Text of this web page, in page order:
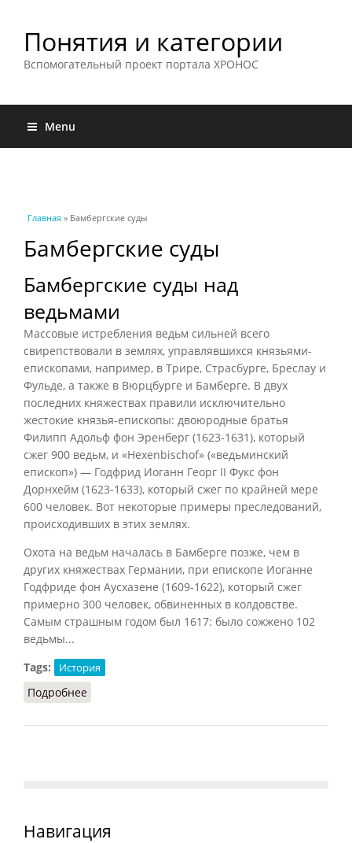
Понятия и категории
Вспомогательный проект портала ХРОНОС
Menu
Вы здесь
Главная » Бамбергские суды
Бамбергские суды
Бамбергские суды над
ведьмами
Массовые истребления ведьм сильней всего
свирепствовали в землях, управлявшихся князьями-
епископами, например, в Трире, Страсбурге, Бреслау и
Фульде, а также в Вюрцбурге и Бамберге. В двух
последних княжествах правили исключительно
жестокие князья-епископы: двоюродные братья
Филипп Адольф фон Эренберг (1623-1631), который
сжег 900 ведьм, и «Hexenbischof» («ведьминский
епископ») — Годфрид Иоганн Георг II Фукс фон
Дорнхейм (1623-1633), который сжег по крайней мере
600 человек. Вот некоторые примеры преследований,
происходивших в этих землях.
Охота на ведьм началась в Бамберге позже, чем в
других княжествах Германии, при епископе Иоганне
Годфриде фон Аусхазене (1609-1622), который сжег
примерно 300 человек, обвиненных в колдовстве.
Самым страшным годом был 1617: было сожжено 102
ведьмы...
Tags:
История
Подробнее
Навигация